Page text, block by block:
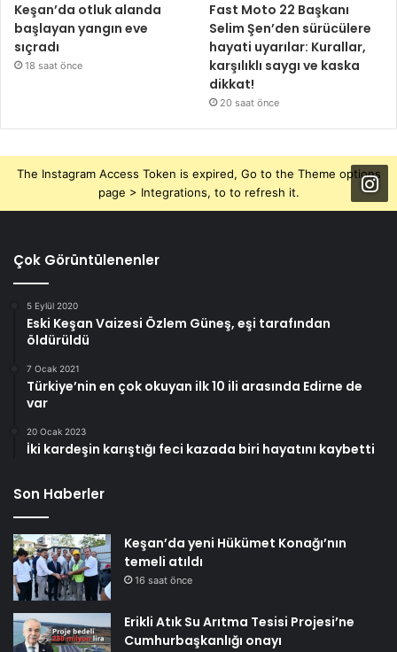
Keşan’da otluk alanda
başlayan yangın eve
sıçradı
18 saat önce
Fast Moto 22 Başkanı
Selim Şen’den sürücülere
hayati uyarılar: Kurallar,
karşılıklı saygı ve kaska
dikkat!
20 saat önce
The Instagram Access Token is expired, Go to the Theme options
page > Integrations, to to refresh it.
Çok Görüntülenenler
5 Eylül 2020
Eski Keşan Vaizesi Özlem Güneş, eşi tarafından
öldürüldü
7 Ocak 2021
Türkiye’nin en çok okuyan ilk 10 ili arasında Edirne de
var
20 Ocak 2023
İki kardeşin karıştığı feci kazada biri hayatını kaybetti
Son Haberler
Keşan’da yeni Hükümet Konağı’nın
temeli atıldı
16 saat önce
Erikli Atık Su Arıtma Tesisi Projesi’ne
Cumhurbaşkanlığı onayı